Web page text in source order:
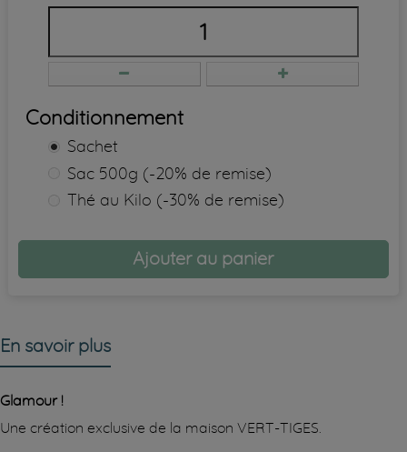
Conditionnement
Sachet
Sac 500g (-20% de remise)
Thé au Kilo (-30% de remise)
Ajouter au panier
En savoir plus
Glamour !
Une création exclusive de la maison VERT-TIGES.